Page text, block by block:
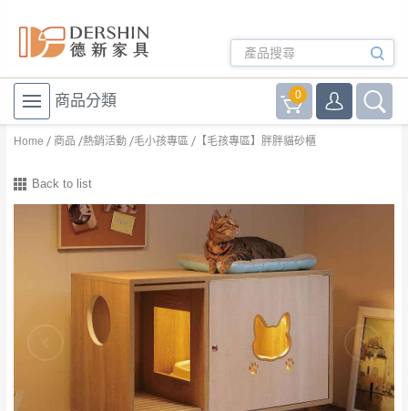
商品分類 0
Home 商品 熱銷活動 毛小孩專區 【毛孩專區】胖胖貓砂櫃
Back to list